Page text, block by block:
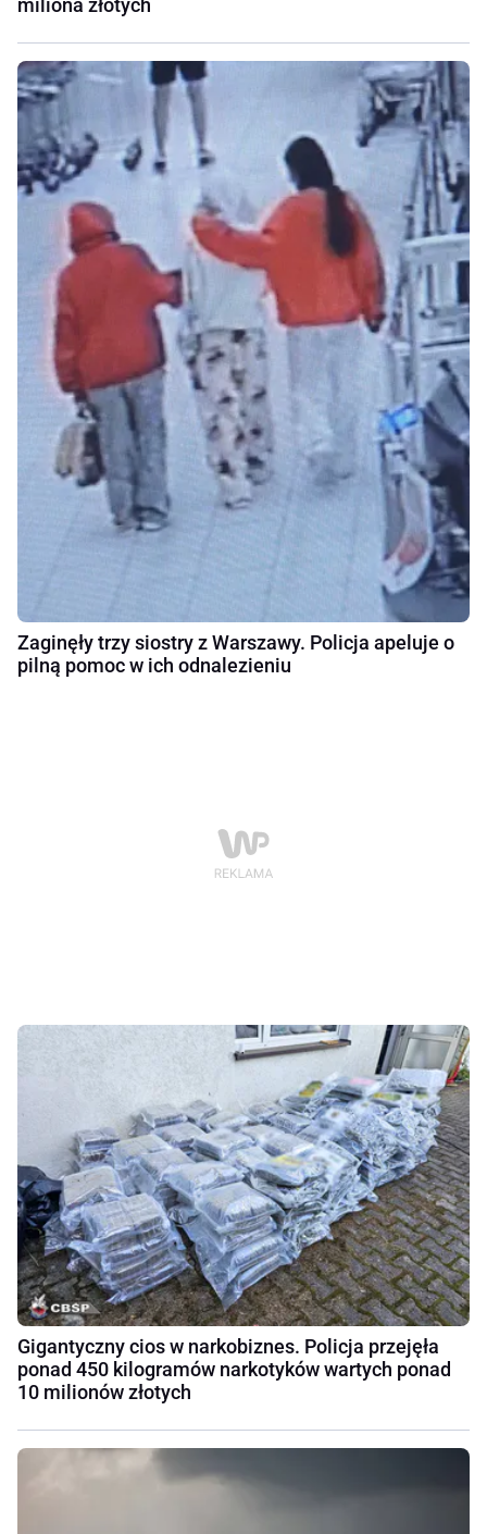
miliona złotych
Zaginęły trzy siostry z Warszawy. Policja apeluje o
pilną pomoc w ich odnalezieniu
Gigantyczny cios w narkobiznes. Policja przejęła
ponad 450 kilogramów narkotyków wartych ponad
10 milionów złotych